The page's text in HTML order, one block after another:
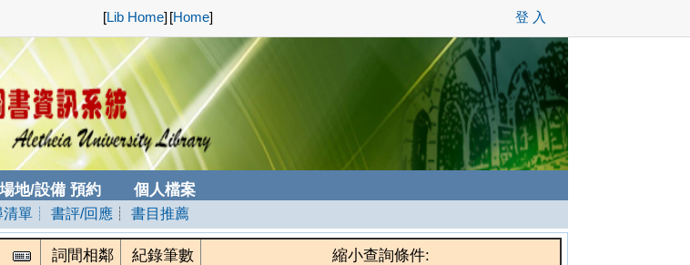
[Lib Home] [Home] 登 入
場地/設備 預約 個人檔案
清單 ┊ 書評/回應 ┊書目推薦
詞間相鄰 紀錄筆數
縮小查詢條件: